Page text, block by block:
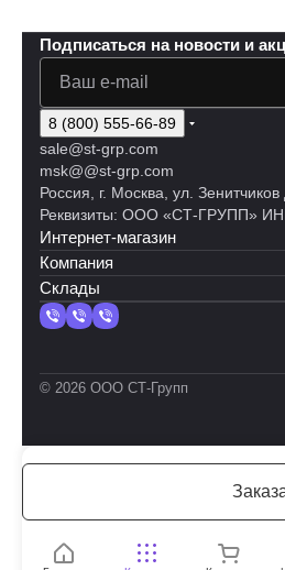
Подписаться на новости и
8 (800) 555-66-89
sale@st-grp.com
msk@@st-grp.com
Россия, г. Москва, ул.
Реквизиты: ООО «СТ-ГРУПП»
Интернет-магазин
Компания
Склады
© 2026 ООО СТ-Групп